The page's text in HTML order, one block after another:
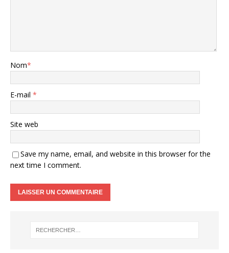
Nom*
E-mail *
Site web
Save my name, email, and website in this browser for the
next time I comment.